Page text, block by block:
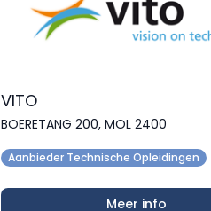
VITO
BOERETANG 200, MOL 2400
Aanbieder Technische Opleidingen
Meer info